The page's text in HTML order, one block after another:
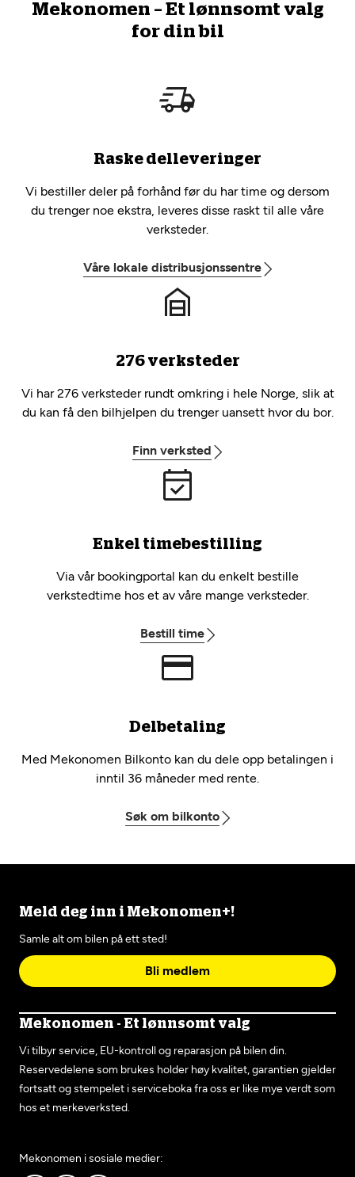
Mekonomen – Et lønnsomt valg
for din bil
Raske delleveringer
Vi bestiller deler på forhånd før du har time og dersom
du trenger noe ekstra, leveres disse raskt til alle våre
verksteder.
Våre lokale distribusjonssentre
276 verksteder
Vi har 276 verksteder rundt omkring i hele Norge, slik at
du kan få den bilhjelpen du trenger uansett hvor du bor.
Finn verksted
Enkel timebestilling
Via vår bookingportal kan du enkelt bestille
verkstedtime hos et av våre mange verksteder.
Bestill time
Delbetaling
Med Mekonomen Bilkonto kan du dele opp betalingen i
inntil 36 måneder med rente.
Søk om bilkonto
Meld deg inn i Mekonomen+!
Samle alt om bilen på ett sted!
Bli medlem
Mekonomen - Et lønnsomt valg
Vi tilbyr service, EU-kontroll og reparasjon på bilen din.
Reservedelene som brukes holder høy kvalitet, garantien gjelder
fortsatt og stempelet i serviceboka fra oss er like mye verdt som
hos et merkeverksted.
Mekonomen i sosiale medier: